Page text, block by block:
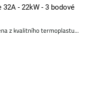
- 22kW - 3 bodové
z kvalitního termoplastu...